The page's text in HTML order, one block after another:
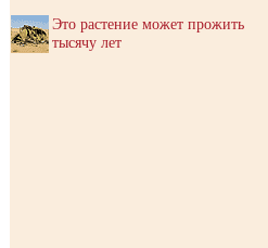
Это растение может прожить
тысячу лет